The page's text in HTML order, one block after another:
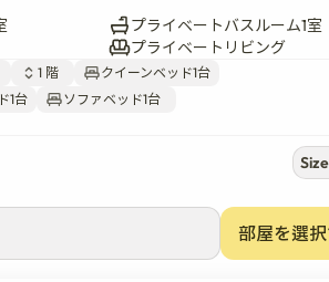
。
ワードをご案内いたします。
り、4名様までご利用いただけます。
プライベートバスルーム1室
プライベートリビング
1 階
クイーンベッド1台
1台
ソファベッド1台
部屋を選